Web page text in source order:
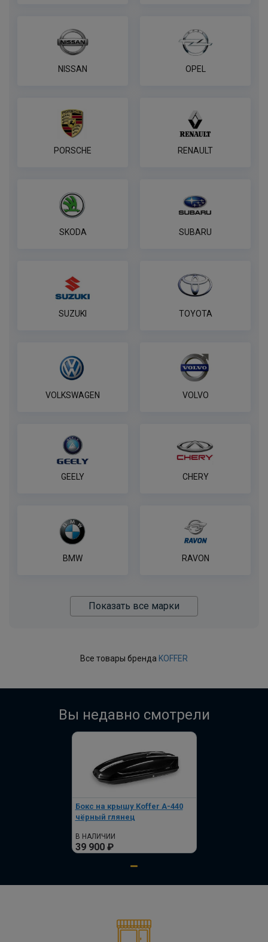
NISSAN OPEL
PORSCHE RENAULT
SKODA SUBARU
SUZUKI TOYOTA
VOLKSWAGEN VOLVO
GEELY CHERY
BMW RAVON
Показать все марки
Все товары бренда KOFFER
Вы недавно смотрели
Бокс на крышу Koffer А-440
чёрный глянец
В НАЛИЧИИ
39 900 ₽